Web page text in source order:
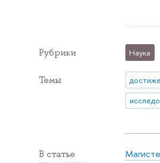
Рубрики Наука
Темы
В статье